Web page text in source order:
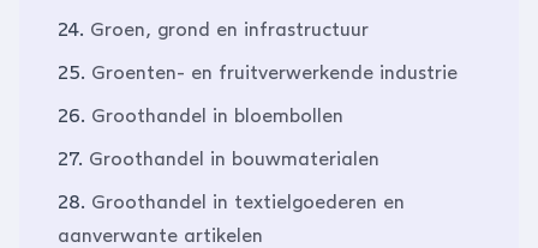
24. Groen, grond en infrastructuur
25. Groenten- en fruitverwerkende industrie
26. Groothandel in bloembollen
27. Groothandel in bouwmaterialen
28. Groothandel in textielgoederen en
aanverwante artikelen